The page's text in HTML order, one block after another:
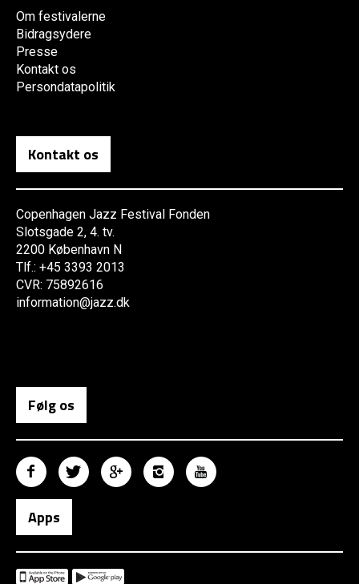
Om festivalerne
Bidragsydere
Presse
Kontakt os
Persondatapolitik
Kontakt os
Copenhagen Jazz Festival Fonden
Slotsgade 2, 4. tv.
2200 København N
Tlf.: +45 3393 2013
CVR: 75892616
information@jazz.dk
Følg os
Apps